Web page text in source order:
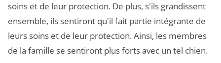
soins et de leur protection. De plus, s'ils grandissent
ensemble, ils sentiront qu'il fait partie intégrante de
leurs soins et de leur protection. Ainsi, les membres
de la famille se sentiront plus forts avec un tel chien.